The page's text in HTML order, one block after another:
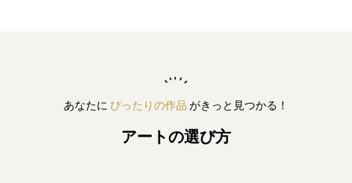
あなたに ぴったりの作品 がきっと見つかる！
アートの選び方